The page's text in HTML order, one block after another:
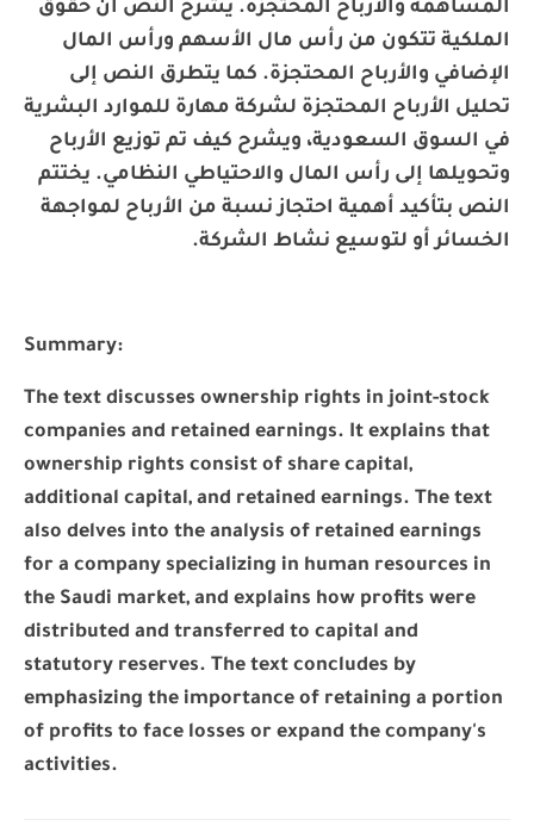
المساهمة والأرباح المحتجزة. يشرح النص أن حقوق
الملكية تتكون من رأس مال الأسهم ورأس المال
الإضافي والأرباح المحتجزة. كما يتطرق النص إلى
تحليل الأرباح المحتجزة لشركة مهارة للموارد البشرية
في السوق السعودية، ويشرح كيف تم توزيع الأرباح
وتحويلها إلى رأس المال والاحتياطي النظامي. يختتم
النص بتأكيد أهمية احتجاز نسبة من الأرباح لمواجهة
الخسائر أو لتوسيع نشاط الشركة.
Summary:
The text discusses ownership rights in joint-stock
companies and retained earnings. It explains that
ownership rights consist of share capital,
additional capital, and retained earnings. The text
also delves into the analysis of retained earnings
for a company specializing in human resources in
the Saudi market, and explains how profits were
distributed and transferred to capital and
statutory reserves. The text concludes by
emphasizing the importance of retaining a portion
of profits to face losses or expand the company's
activities.